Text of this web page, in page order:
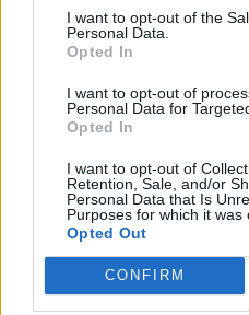
I want to opt-out of the
Personal Data.
Opted In
I want to opt-out of
Personal Data for
Opted In
I want to opt-out of
Retention, Sale, and/or
Personal Data that Is
Purposes for which it was
Opted Out
CONFIRM
Senaste inlägget av
Slipa och polera
biltvätt
VW LT35 -04 2.5 TDI
körning, startar
Delar bytta utan
Senaste inlägget av
felsökning
Senaste
Volkswagen Golf